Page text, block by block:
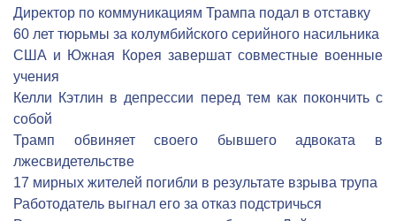
Директор по коммуникациям Трампа подал в отставку
60 лет тюрьмы за колумбийского серийного насильника
США и Южная Корея завершат совместные военные
учения
Келли Кэтлин в депрессии перед тем как покончить с
собой
Трамп обвиняет своего бывшего адвоката в
лжесвидетельстве
17 мирных жителей погибли в результате взрыва трупа
Работодатель выгнал его за отказ подстричься